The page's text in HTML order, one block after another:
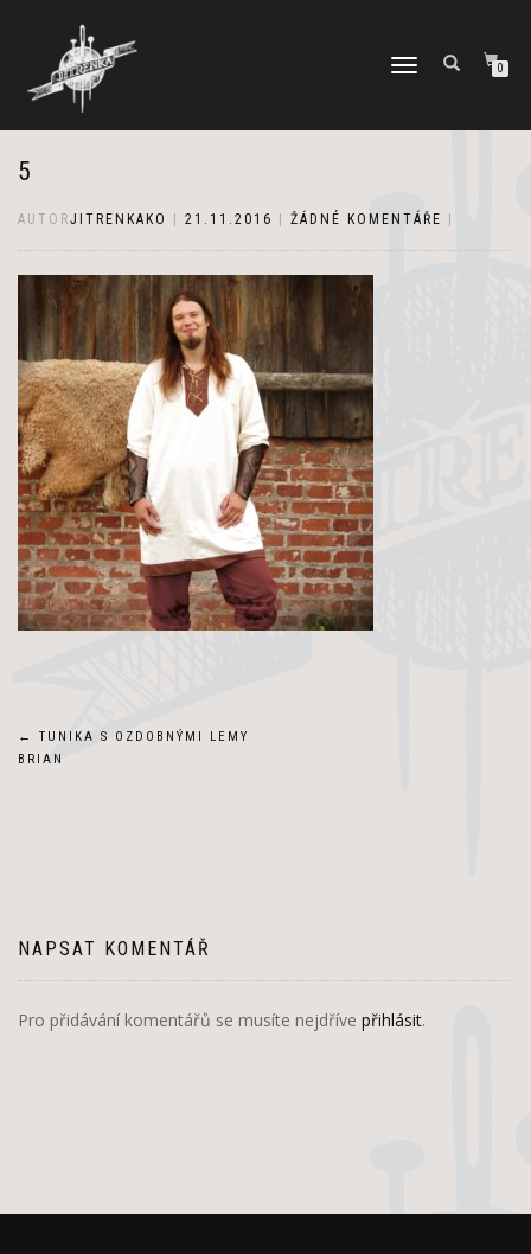
PŘEPNOUT
0
5
AUTORJITRENKAKO 21.11.2016 ŽÁDNÉ KOMENTÁŘE
Navigace
←
TUNIKA S OZDOBNÝMI LEMY
BRIAN
NAPSAT KOMENTÁŘ
Pro přidávání komentářů se musíte nejdříve přihlásit.